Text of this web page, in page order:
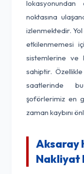
lokasyonundan
noktasına
izlenmektedir. Yol
etkilenmemesi
sistemlerine ve
sahiptir.
saatlerinde
şoförlerimiz en
zaman kaybını
Aksaray
Nakliyat